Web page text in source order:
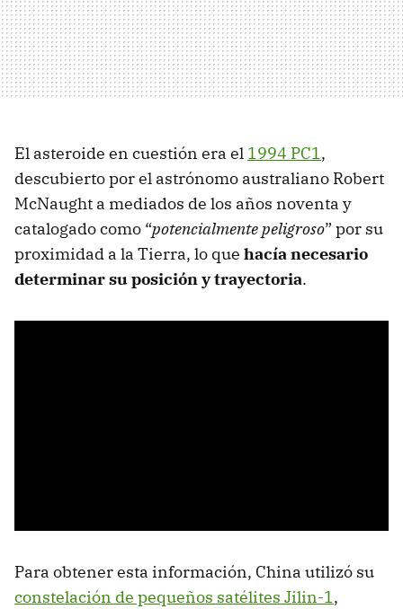
El asteroide en cuestión era el 1994 PC1,
descubierto por el astrónomo australiano Robert
McNaught a mediados de los años noventa y
catalogado como “potencialmente peligroso” por su
proximidad a la Tierra, lo que hacía necesario
determinar su posición y trayectoria.
Para obtener esta información, China utilizó su
constelación de pequeños satélites Jilin-1,